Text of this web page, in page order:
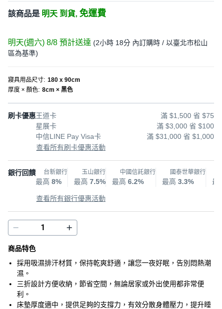
該商品是 明天 到貨, 免運費
明天(週六) 8/8 預計送達 (2小時 18分 內訂購時 / 以臺北市松山
區為基準)
寢具用品尺寸: 180 x 90cm
厚度 × 顏色: 8cm × 黑色
刷卡優惠王道卡
滿 $1,500 省 $75
星展卡
滿 $3,000 省 $100
中信LINE Pay Visa卡
滿 $31,000 省 $1,000
查看所有刷卡優惠活動
銀行回饋 台新銀行
最高 8%
玉山銀行
最高 7.5%
中國信託銀行
最高 6.2%
國泰世華銀行
最高 3.3% 最
查看所有銀行優惠活動
商品特色
採用吸濕排汗材質，保持乾爽舒適，讓您一夜好眠，告別悶熱潮
濕。
三折設計方便收納，節省空間，無論居家或外出使用都非常便
利。
床墊厚度適中，提供足夠的支撐力，有效分散身體壓力，提升睡